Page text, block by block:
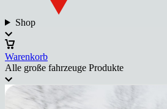
Shop
Warenkorb
Alle große fahrzeuge Produkte